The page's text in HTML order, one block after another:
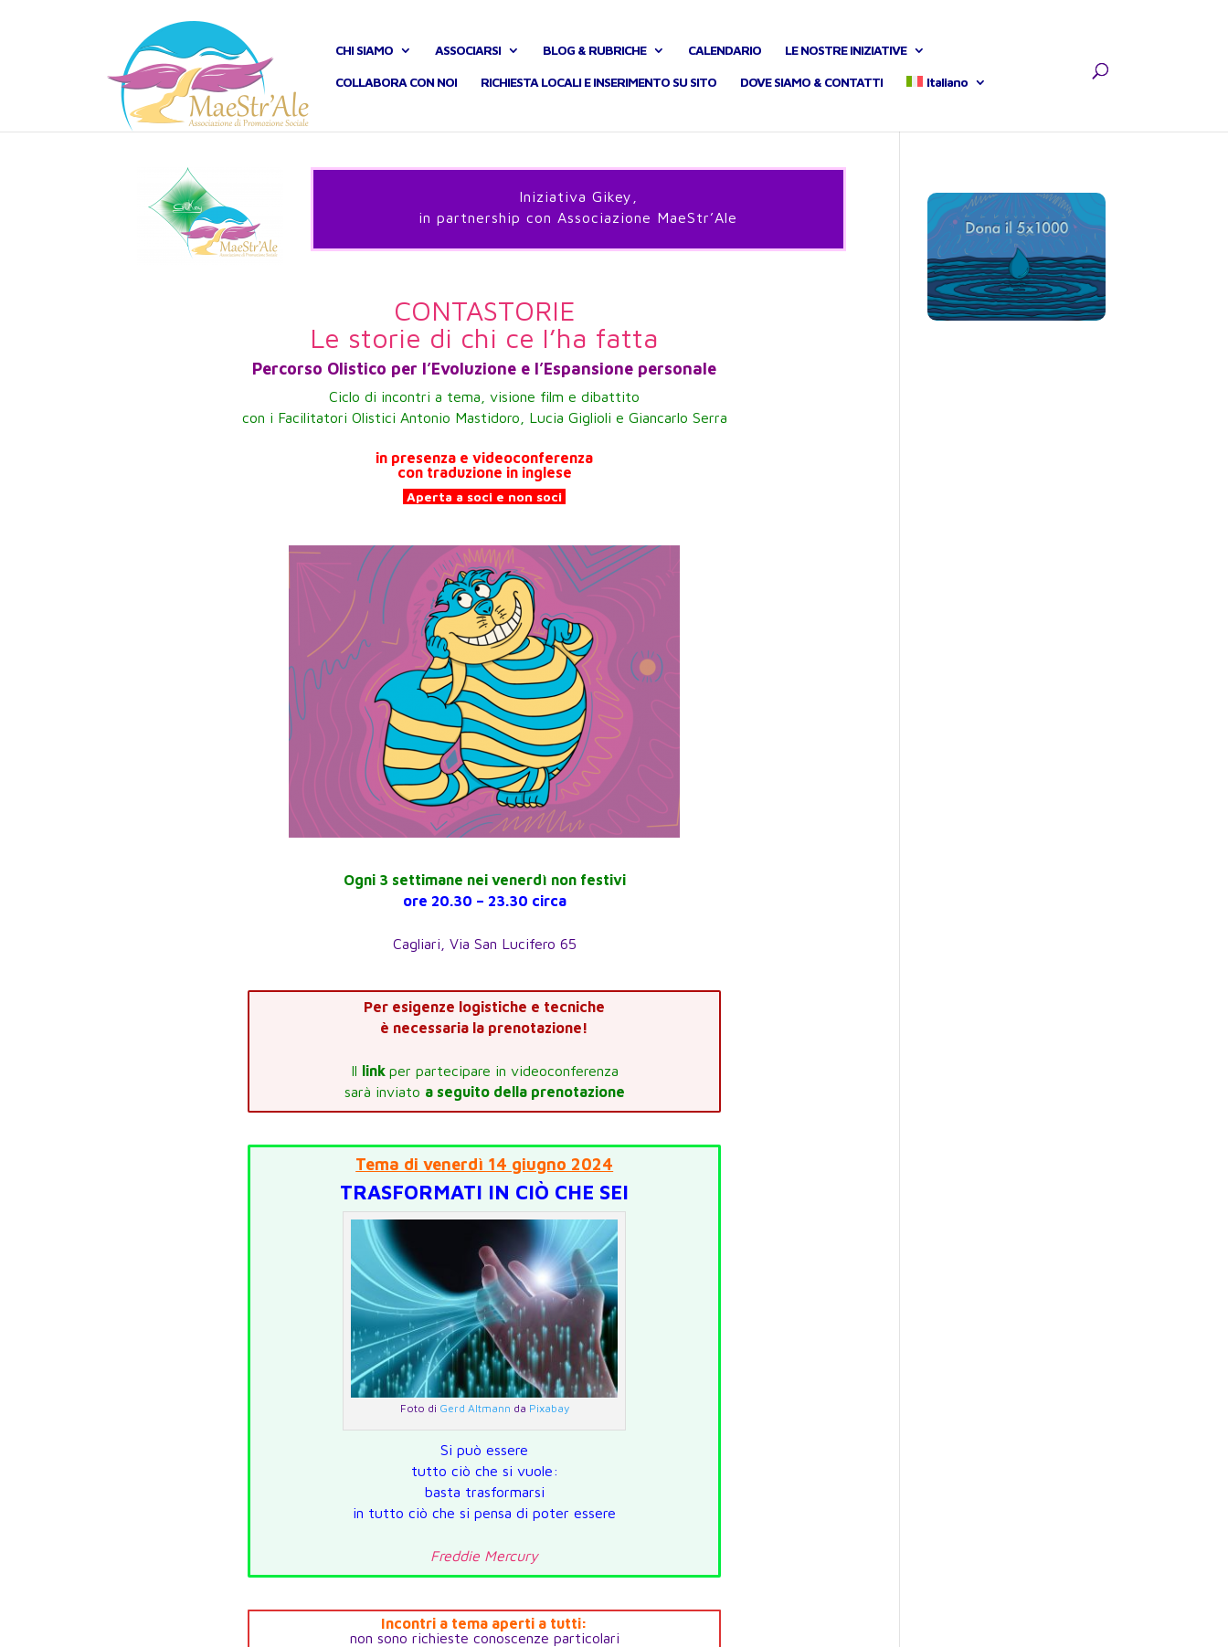
CHI SIAMO ASSOCIARSI BLOG & RUBRICHE CALENDARIO LE NOSTRE INIZIATIVE
COLLABORA CON NOI RICHIESTA LOCALI E INSERIMENTO SU SITO DOVE SIAMO & CONTATTI Italiano
Iniziativa Gikey,
in partnership con Associazione MaeStr’Ale
CONTASTORIE
Le storie di chi ce l’ha fatta
Percorso Olistico per l’Evoluzione e l’Espansione personale
Ciclo di incontri a tema, visione film e dibattito
con i Facilitatori Olistici Antonio Mastidoro, Lucia Giglioli e Giancarlo Serra
in presenza e videoconferenza
con traduzione in inglese
Aperta a soci e non soci
Ogni 3 settimane nei venerdì non festivi
ore 20.30 – 23.30 circa
Cagliari, Via San Lucifero 65
Per esigenze logistiche e tecniche
è necessaria la prenotazione!
Il link per partecipare in videoconferenza
sarà inviato a seguito della prenotazione
Tema di venerdì 14 giugno 2024
TRASFORMATI IN CIÒ CHE SEI
Foto di Gerd Altmann da Pixabay
Si può essere
tutto ciò che si vuole:
basta trasformarsi
in tutto ciò che si pensa di poter essere
Freddie Mercury
Incontri a tema aperti a tutti:
non sono richieste conoscenze particolari